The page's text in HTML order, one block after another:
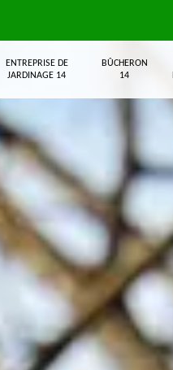
ENTREPRISE DE
JARDINAGE 14
BÛCHERON
14